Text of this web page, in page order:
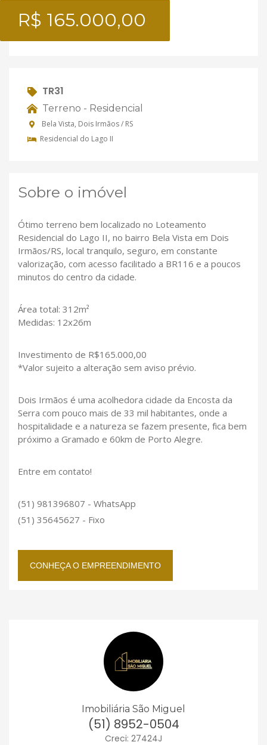
R$ 165.000,00
TR31
Terreno - Residencial
Bela Vista, Dois Irmãos / RS
Residencial do Lago II
Sobre o imóvel
Ótimo terreno bem localizado no Loteamento
Residencial do Lago II, no bairro Bela Vista em Dois
Irmãos/RS, local tranquilo, seguro, em constante
valorização, com acesso facilitado a BR116 e a poucos
minutos do centro da cidade.
Área total: 312m²
Medidas: 12x26m
Investimento de R$165.000,00
*Valor sujeito a alteração sem aviso prévio.
Dois Irmãos é uma acolhedora cidade da Encosta da
Serra com pouco mais de 33 mil habitantes, onde a
hospitalidade e a natureza se fazem presente, fica bem
próximo a Gramado e 60km de Porto Alegre.
Entre em contato!
(51) 981396807 - WhatsApp
(51) 35645627 - Fixo
CONHEÇA O EMPREENDIMENTO
Imobiliária São Miguel
(51) 8952-0504
Creci: 27424J